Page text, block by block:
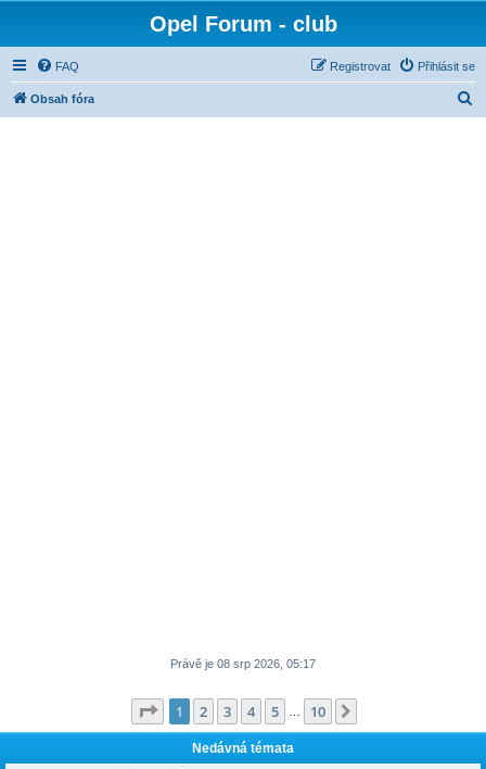
Opel Forum - club
FAQ Přihlásit se
Registrovat
Obsah fóra
Právě je 08 srp 2026, 05:17
Stránka z 10
1 2 3 4 5 10
Nedávná témata